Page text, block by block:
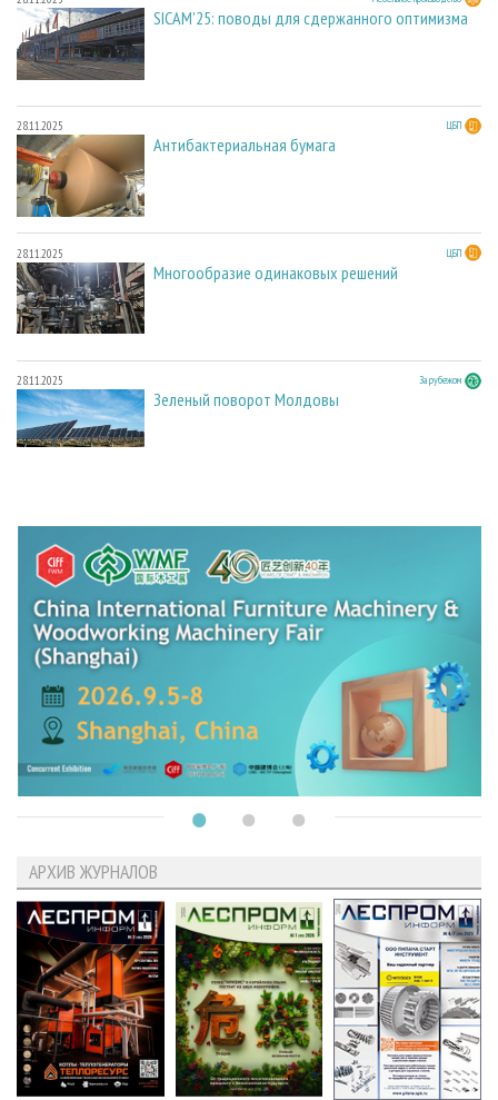
SICAM'25: поводы для сдержанного оптимизма
28.11.2025 ЦБП
Антибактериальная бумага
28.11.2025 ЦБП
Многообразие одинаковых решений
28.11.2025 За рубежом
Зеленый поворот Молдовы
АРХИВ ЖУРНАЛОВ